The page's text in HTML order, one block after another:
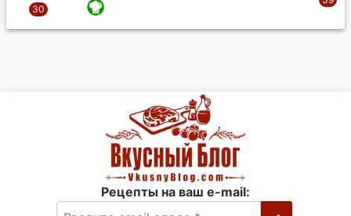
Рецепты на ваш e-mail: